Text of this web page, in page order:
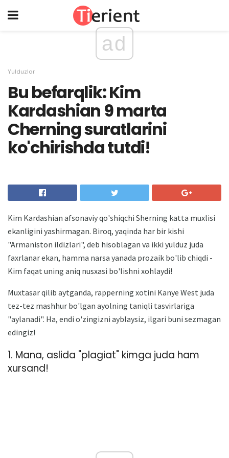
ad
Yulduzlar
Bu befarqlik: Kim
Kardashian 9 marta
Cherning suratlarini
ko'chirishda tutdi!
Kim Kardashian afsonaviy qo'shiqchi Sherning katta muxlisi
ekanligini yashirmagan. Biroq, yaqinda har bir kishi
"Armaniston ildizlari", deb hisoblagan va ikki yulduz juda
faxrlanar ekan, hamma narsa yanada prozaik bo'lib chiqdi -
Kim faqat uning aniq nusxasi bo'lishni xohlaydi!
Muxtasar qilib aytganda, rapperning xotini Kanye West juda
tez-tez mashhur bo'lgan ayolning taniqli tasvirlariga
"aylanadi". Ha, endi o'zingizni ayblaysiz, ilgari buni sezmagan
edingiz!
1. Mana, aslida "plagiat" kimga juda ham
xursand!